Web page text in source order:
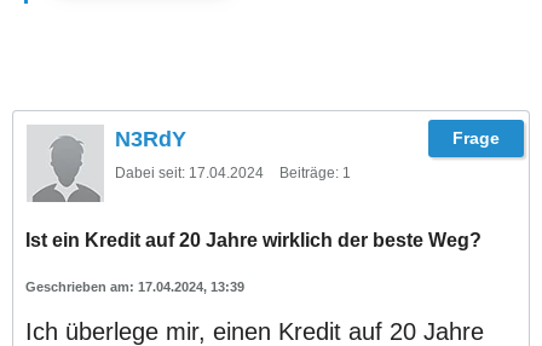
N3RdY
Dabei seit: 17.04.2024 Beiträge: 1
Ist ein Kredit auf 20 Jahre wirklich der beste Weg?
17.04.2024, 13:39
Ich überlege mir, einen Kredit auf 20 Jahre